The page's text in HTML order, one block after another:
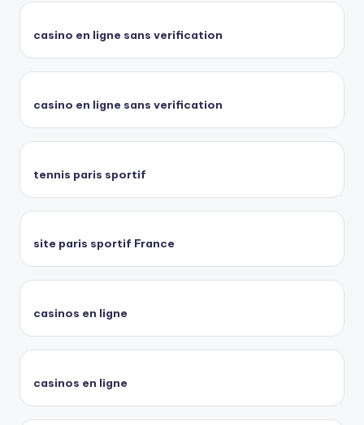
casino en ligne sans verification
casino en ligne sans verification
tennis paris sportif
site paris sportif France
casinos en ligne
casinos en ligne